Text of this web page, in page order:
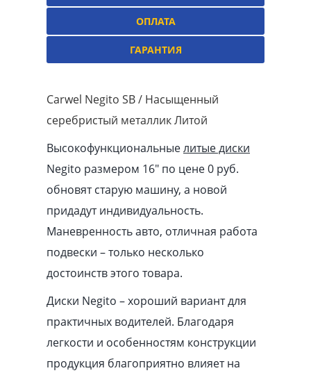
ОПЛАТА
ГАРАНТИЯ
Carwel Negito SB / Насыщенный
серебристый металлик Литой
Высокофункциональныелитые диски
Negito размером 16″ по цене 0 руб.
обновят старую машину, а новой
придадут индивидуальность.
Маневренность авто, отличная работа
подвески – только несколько
достоинств этого товара.
Диски Negito – хороший вариант для
практичных водителей. Благодаря
легкости и особенностям конструкции
продукция благоприятно влияет на